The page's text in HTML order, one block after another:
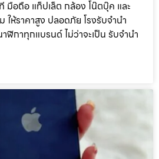
มือถือ แท็ปเล็ต กล้อง โน๊ตบุ๊ค และ
ให้ราคาสูง ปลอดภัย โรงรับจำนำ
ฬิกาทุกแบรนด์ ไม่ว่าจะเป็น รับจำนำ